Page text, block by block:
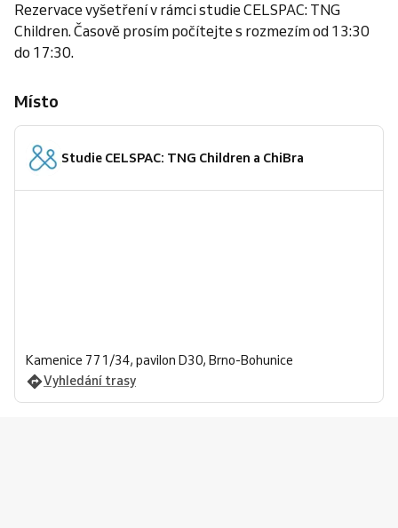
Rezervace vyšetření v rámci studie CELSPAC: TNG
Children. Časově prosím počítejte s rozmezím od 13:30
do 17:30.
Místo
Studie CELSPAC: TNG Children a ChiBra
Kamenice 771/34, pavilon D30, Brno-Bohunice
Vyhledání trasy